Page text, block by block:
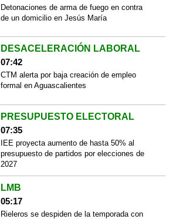
Detonaciones de arma de fuego en contra
de un domicilio en Jesús María
DESACELERACIÓN LABORAL
07:42
CTM alerta por baja creación de empleo
formal en Aguascalientes
PRESUPUESTO ELECTORAL
07:35
IEE proyecta aumento de hasta 50% al
presupuesto de partidos por elecciones de
2027
LMB
05:17
Rieleros se despiden de la temporada con